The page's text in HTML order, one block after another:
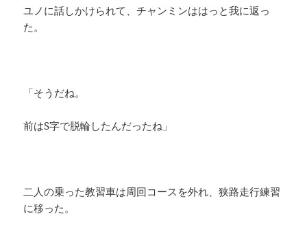
ユノに話しかけられて、チャンミンははっと我に返っ
た。
「そうだね。
前はS字で脱輪したんだったね」
二人の乗った教習車は周回コースを外れ、狭路走行練習
に移った。